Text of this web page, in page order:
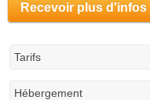
Recevoir plus d'infos
Tarifs
Hébergement